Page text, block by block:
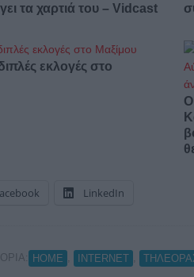
τα χαρτιά του – Vidcast
εκλογές στο
LinkedIn
HOME INTERNET